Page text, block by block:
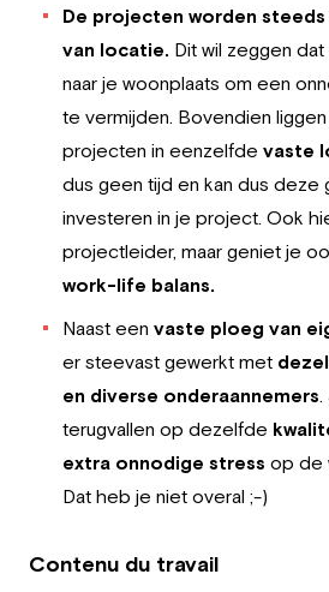
De projecten worden
van locatie. Dit wil zeggen
naar je woonplaats om een
te vermijden. Bovendien
projecten in eenzelfde vaste
dus geen tijd en kan dus deze
investeren in je project. Ook
projectleider, maar geniet je
work-life balans.
Naast een vaste ploeg van
er steevast gewerkt met
en diverse onderaannemers
terugvallen op dezelfde
extra onnodige stress op de
Dat heb je niet overal ;-)
Contenu du travail